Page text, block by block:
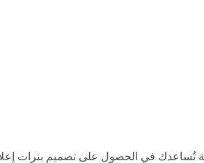
في الحصول على تصميم بنرات